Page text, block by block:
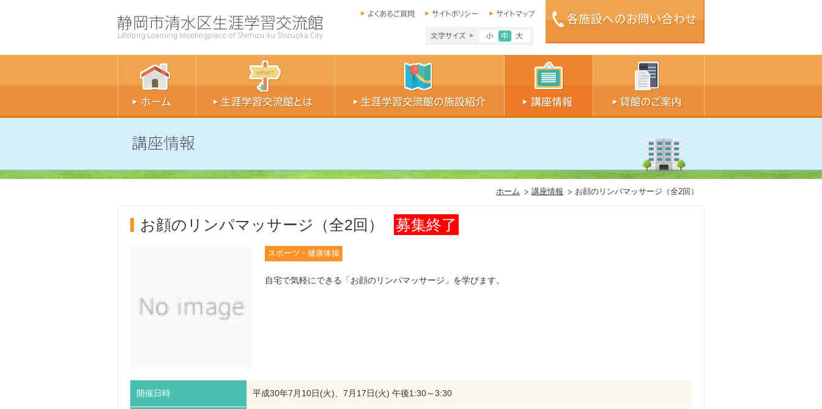
文字サイズ小
文字サイズ中
ホーム 講座情報 お顔のリンパマッサージ（全2回）
お顔のリンパマッサージ（全2回） 募集終了
スポーツ・健康体操
自宅で気軽にできる「お顔のリンパマッサージ」を学びます。
開催日時 平成30年7月10日(火)、7月17日(火) 午後1:30～3:30